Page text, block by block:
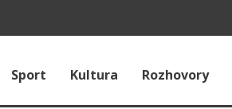
Sport Kultura Rozhovory